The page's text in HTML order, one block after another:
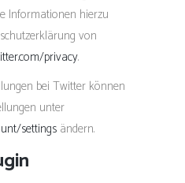
Informationen hierzu
von
privacy.
bei Twitter können
unter
settings ändern.